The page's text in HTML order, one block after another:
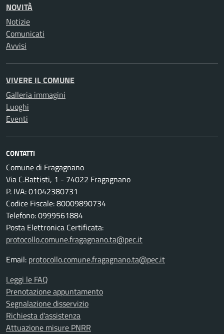
NOVITÀ
Notizie
Comunicati
Avvisi
VIVERE IL COMUNE
Galleria immagini
Luoghi
Eventi
CONTATTI
Comune di Fragagnano
Via C.Battisti, 1 - 74022 Fragagnano
P. IVA: 01042380731
Codice Fiscale: 80009890734
Telefono: 0999561884
Posta Elettronica Certificata:
protocollo.comune.fragagnano.ta@pec.it
Email: protocollo.comune.fragagnano.ta@pec.it
Leggi le FAQ
Prenotazione appuntamento
Segnalazione disservizio
Richiesta d'assistenza
Attuazione misure PNRR